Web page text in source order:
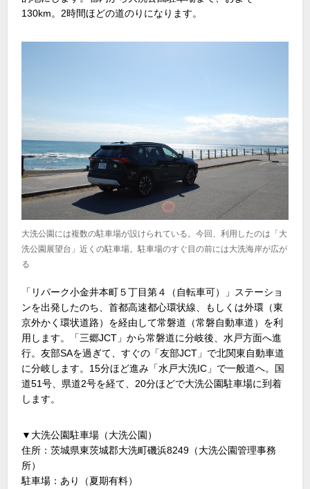
130km。2時間ほどの道のりになります。
大洗公園には複数の駐車場が設けられている。今回、利用したのは「大
洗公園展望台」近くの駐車場。駐車場のすぐ目の前には大洗海岸が広が
る
「リパーク小金井本町５丁目第４（自転車可）」ステーショ
ンを出発したのち、首都高速都心環状線、もしくは外環（東
京外かく環状道路）を経由して常磐道（常磐自動車道）を利
用します。「三郷JCT」から常磐道に分岐後、水戸方面へ進
行。友部SAを過ぎて、すぐの「友部JCT」で北関東自動車道
に分岐します。15分ほど進み「水戸大洗IC」で一般道へ。国
道51号、県道2号を経て、20分ほどで大洗公園駐車場に到着
します。
▼大洗公園駐車場（大洗公園）
住所：茨城県東茨城郡大洗町磯浜8249（大洗公園管理事務
所）
駐車場：あり（夏期有料）